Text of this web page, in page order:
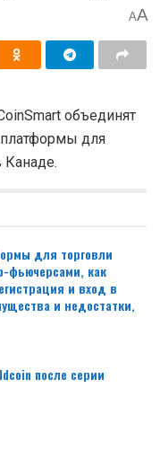
AA
объединят
платформы для
для торговли
фьючерсами, как
и вход в
и недостатки,
после серии